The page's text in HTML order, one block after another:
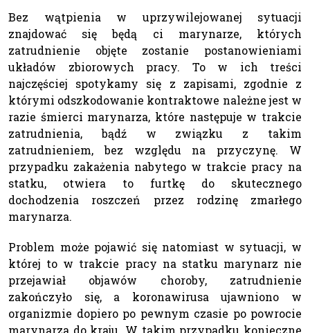
Bez wątpienia w uprzywilejowanej sytuacji
znajdować się będą ci marynarze, których
zatrudnienie objęte zostanie postanowieniami
układów zbiorowych pracy. To w ich treści
najczęściej spotykamy się z zapisami, zgodnie z
którymi odszkodowanie kontraktowe należne jest w
razie śmierci marynarza, które następuje w trakcie
zatrudnienia, bądź w związku z takim
zatrudnieniem, bez względu na przyczynę. W
przypadku zakażenia nabytego w trakcie pracy na
statku, otwiera to furtkę do skutecznego
dochodzenia roszczeń przez rodzinę zmarłego
marynarza.
Problem może pojawić się natomiast w sytuacji, w
której to w trakcie pracy na statku marynarz nie
przejawiał objawów choroby, zatrudnienie
zakończyło się, a koronawirusa ujawniono w
organizmie dopiero po pewnym czasie po powrocie
marynarza do kraju. W takim przypadku konieczne